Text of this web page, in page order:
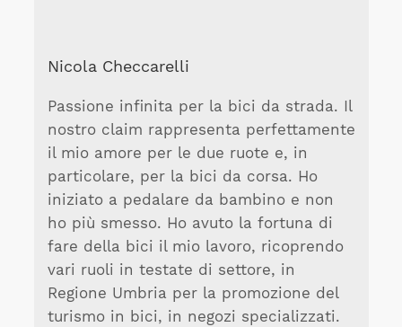
Nicola Checcarelli
Passione infinita per la bici da strada. Il
nostro claim rappresenta perfettamente
il mio amore per le due ruote e, in
particolare, per la bici da corsa. Ho
iniziato a pedalare da bambino e non
ho più smesso. Ho avuto la fortuna di
fare della bici il mio lavoro, ricoprendo
vari ruoli in testate di settore, in
Regione Umbria per la promozione del
turismo in bici, in negozi specializzati.